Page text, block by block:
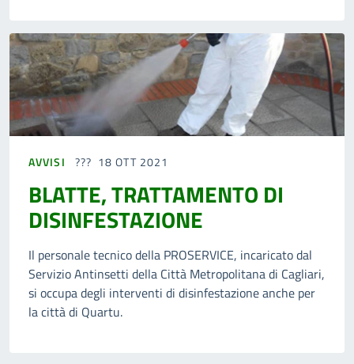
AVVISI 18 OTT 2021
BLATTE, TRATTAMENTO DI
DISINFESTAZIONE
Il personale tecnico della PROSERVICE, incaricato dal
Servizio Antinsetti della Città Metropolitana di Cagliari,
si occupa degli interventi di disinfestazione anche per
la città di Quartu.